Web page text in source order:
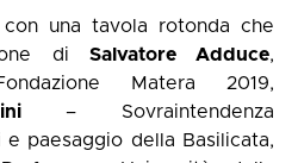
una tavola rotonda che
di Salvatore Adduce,
Matera 2019,
– Sovraintendenza
paesaggio della Basilicata,